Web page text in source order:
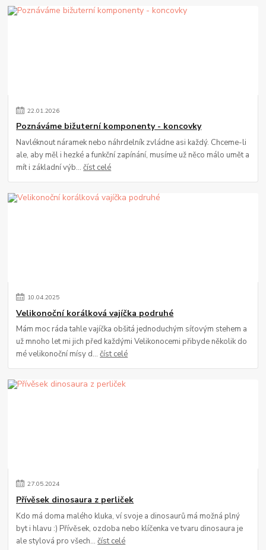
22.01.2026
Poznáváme bižuterní komponenty - koncovky
Navléknout náramek nebo náhrdelník zvládne asi každý. Chceme-li
ale, aby měl i hezké a funkční zapínání, musíme už něco málo umět a
mít i základní výb...číst celé
10.04.2025
Velikonoční korálková vajíčka podruhé
Mám moc ráda tahle vajíčka obšitá jednoduchým síťovým stehem a
už mnoho let mi jich před každými Velikonocemi přibyde několik do
mé velikonoční mísy d...číst celé
27.05.2024
Přívěsek dinosaura z perliček
Kdo má doma malého kluka, ví svoje a dinosaurů má možná plný
byt i hlavu :) Přívěsek, ozdoba nebo klíčenka ve tvaru dinosaura je
ale stylová pro všech...číst celé